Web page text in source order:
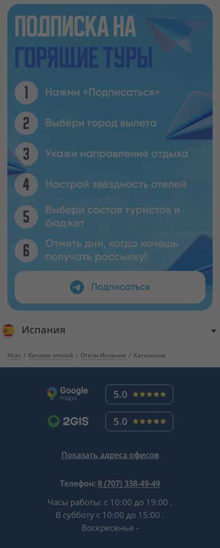
Испания
Ht.kz Каталог отелей Отели Испании Каталония
5.0
5.0
Показать адреса офисов
Телефон: 8 (707) 338-49-49
Часы работы: с 10:00 до 19:00 .
В субботу с 10:00 до 15:00 .
Воскресенье -